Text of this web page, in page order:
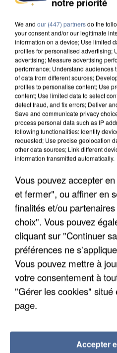
MAFIA INTERPELLÉ EN
UN SECOND CADRE DE
INTERPELLÉ EN ALGÉRIE
We and our (447) partnersdo the
your consent and/or our legitimate
information on a device; Use limited
profiles for personalised advertising;
advertising; Measure advertising
performance; Understand audiences
of data from different sources;
profiles to personalise content; Use
content; Use limited data to select
detect fraud, and fix errors; Deliver
Save and communicate privacy
process personal data such as IP
following functionalities: Identify
requested; Use precise geolocation
other data sources; Link different
information transmitted automatically.
Vous pouvez accepter
et fermer", ou affiner en
finalités et/ou
choix". Vous pouvez
cliquant sur "Continuer
préférences ne
Vous pouvez mettre à
votre consentement à
"Gérer les cookies" situé
page.
Accepter